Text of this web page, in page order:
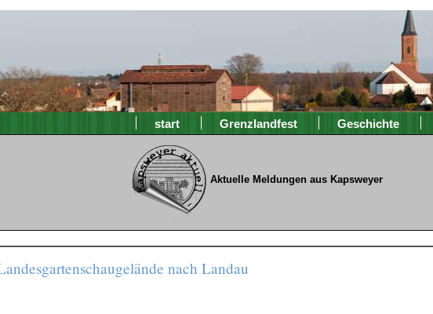
start Grenzlandfest Geschichte
Aktuelle Meldungen aus Kapsweyer
nach Landau